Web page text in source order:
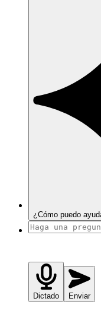
¿Cómo puedo
Dictado Enviar